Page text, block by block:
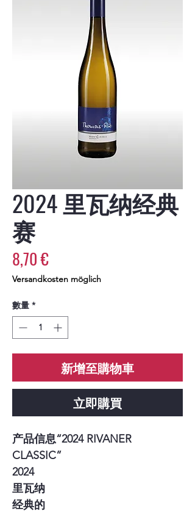
2024 里瓦纳经典
赛
8,70 €價
格
Versandkosten möglich
數量 *
新增至購物車
立即購買
产品信息“2024 RIVANER
CLASSIC”
2024
里瓦纳
经典的